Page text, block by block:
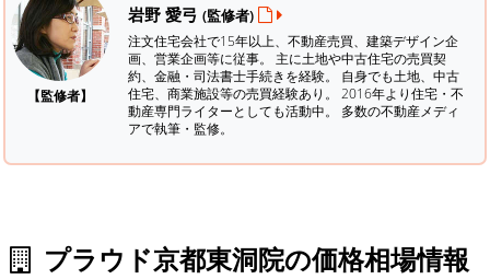
【監修者】
岩野 愛弓 (監修者)
注文住宅会社で15年以上、不動産売買、建築デザイン企
画、営業企画等に従事。 主に土地や中古住宅の売買契
約、金融・司法書士手続きを経験。 自身でも土地、中古
住宅、商業施設等の売買経験あり。 2016年より住宅・不
動産専門ライターとしても活動中。 多数の不動産メディ
アで執筆・監修。
プラウド京都東洞院の価格相場情報